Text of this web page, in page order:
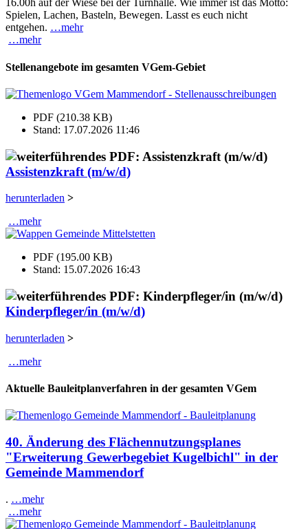
16.00h auf der Wiese bei der Turnhalle. Wie immer ist das Motto:
Spielen, Lachen, Basteln, Bewegen. Lasst es euch nicht
entgehen. …mehr
…mehr
Stellenangebote im gesamten VGem-Gebiet
PDF (210.38 KB)
Stand: 17.07.2026 11:46
Assistenzkraft (m/w/d)
herunterladen >
…mehr
PDF (195.00 KB)
Stand: 15.07.2026 16:43
Kinderpfleger/in (m/w/d)
herunterladen >
…mehr
Aktuelle Bauleitplanverfahren in der gesamten VGem
40. Änderung des Flächennutzungsplanes
"Erweiterung Gewerbegebiet Kugelbichl" in der
Gemeinde Mammendorf
. …mehr
…mehr